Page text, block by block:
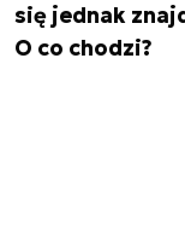
się jednak
O co chodzi?